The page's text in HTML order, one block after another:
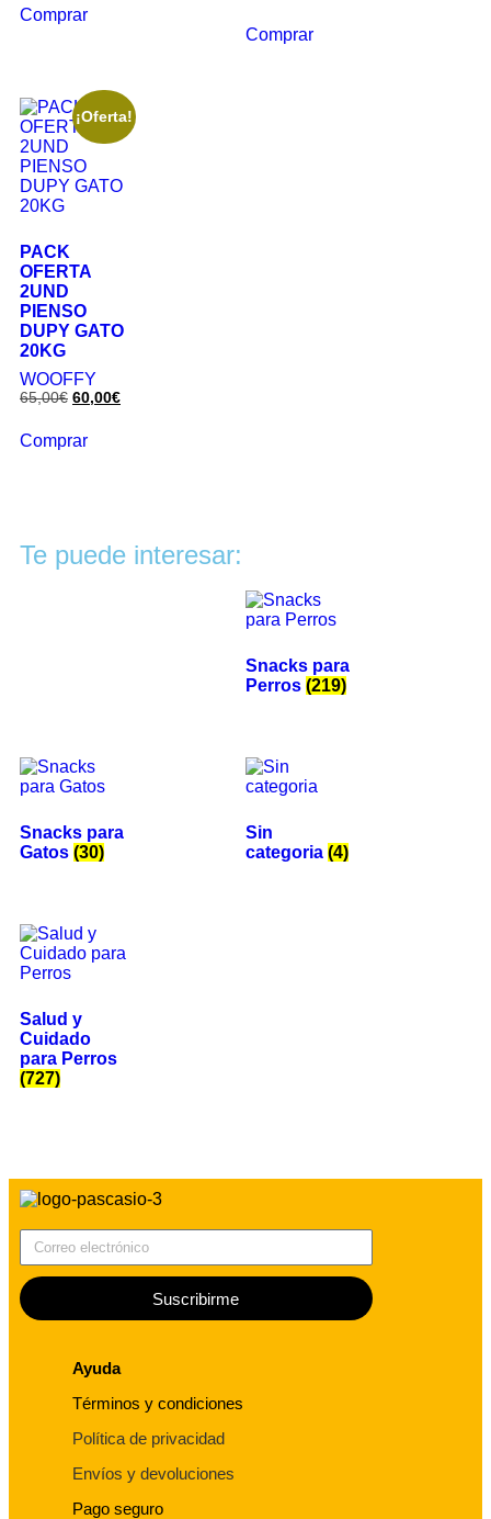
Comprar
Comprar
¡Oferta!
PACK
OFERTA
2UND
PIENSO
DUPY GATO
20KG
WOOFFY
65,00€ 60,00€
Comprar
Te puede interesar:
Snacks para
Perros (219)
Snacks para
Gatos (30)
Sin
categoria (4)
Salud y
Cuidado
para Perros
(727)
Suscribirme
Ayuda
Términos y condiciones
Política de privacidad
Envíos y devoluciones
Pago seguro